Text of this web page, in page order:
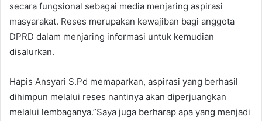
secara fungsional sebagai media menjaring aspirasi
masyarakat. Reses merupakan kewajiban bagi anggota
DPRD dalam menjaring informasi untuk kemudian
disalurkan.
Hapis Ansyari S.Pd memaparkan, aspirasi yang berhasil
dihimpun melalui reses nantinya akan diperjuangkan
melalui lembaganya.”Saya juga berharap apa yang menjadi